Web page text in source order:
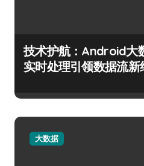
技术护航：Android大
实时处理引领数据流新
大数据